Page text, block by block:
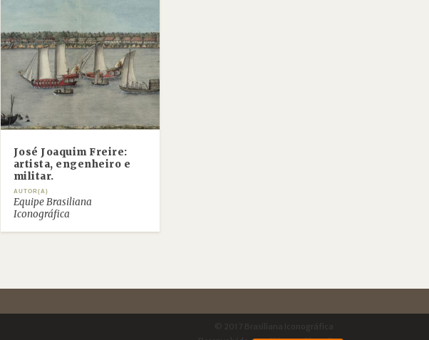
José Joaquim Freire:
artista, engenheiro e
militar.
AUTOR(A)
Equipe Brasiliana
Iconográfica